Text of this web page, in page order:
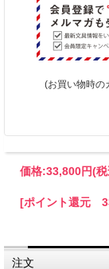
(お買い物時の
価格:33,800円(
[ポイント還元
注文